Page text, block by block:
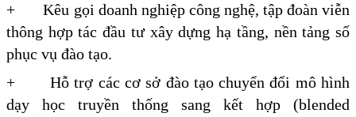
+ Kêu gọi doanh nghiệp công nghệ, tập đoàn viễn
thông hợp tác đầu tư xây dựng hạ tầng, nền tảng số
phục vụ đào tạo.
+ Hỗ trợ các cơ sở đào tạo chuyển đổi mô hình
dạy học truyền thống sang kết hợp (blended